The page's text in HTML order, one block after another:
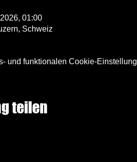
01:00
Schweiz
und funktionalen Cookie-
teilen